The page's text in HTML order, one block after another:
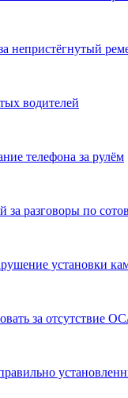
водителей
телефона за рулём
разговоры по
установки
за отсутствие